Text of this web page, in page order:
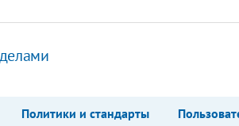
Политики и стандарты